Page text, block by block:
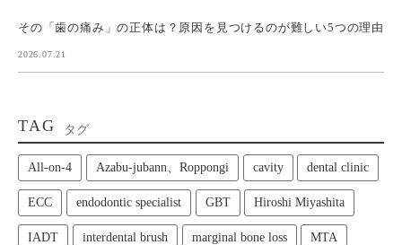
その「歯の痛み」の正体は？原因を見つけるのが難しい5つの理由
2026.07.21
TAG タグ
All‑on‑4 Azabu-jubann、Roppongi cavity dental clinic
ECC endodontic specialist GBT Hiroshi Miyashita
IADT interdental brush marginal bone loss MTA